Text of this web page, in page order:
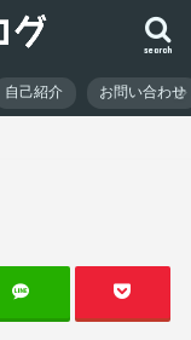
search
自己紹介 お問い合わせ